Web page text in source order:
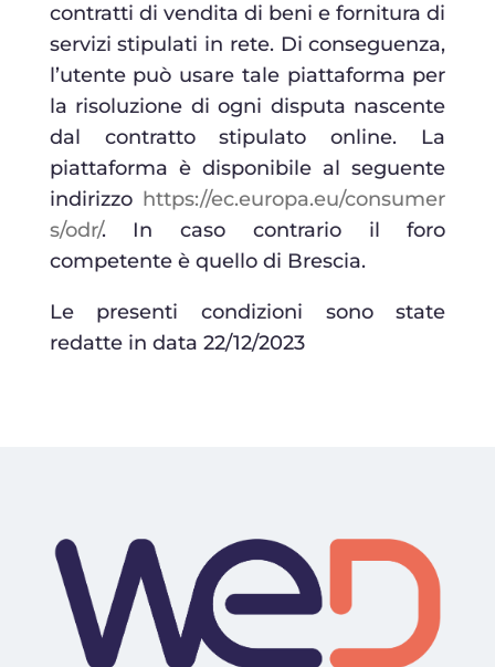
contratti di vendita di beni e fornitura di
servizi stipulati in rete. Di conseguenza,
l’utente può usare tale piattaforma per
la risoluzione di ogni disputa nascente
dal contratto stipulato online. La
piattaforma è disponibile al seguente
indirizzo https://ec.europa.eu/consumer
s/odr/. In caso contrario il foro
competente è quello di Brescia.
Le presenti condizioni sono state
redatte in data 22/12/2023